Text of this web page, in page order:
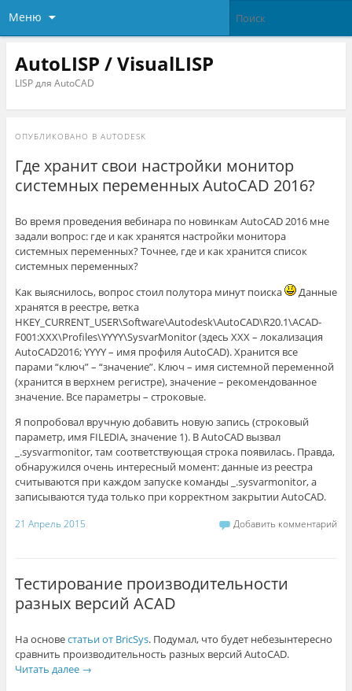
Меню
AutoLISP / VisualLISP
LISP для AutoCAD
ОПУБЛИКОВАНО В AUTODESK
Где хранит свои настройки монитор
системных переменных AutoCAD 2016?
Во время проведения вебинара по новинкам AutoCAD 2016 мне
задали вопрос: где и как хранятся настройки монитора
системных переменных? Точнее, где и как хранится список
системных переменных?
Как выяснилось, вопрос стоил полутора минут поиска
Данные
хранятся в реестре, ветка
HKEY_CURRENT_USER\Software\Autodesk\AutoCAD\R20.1\ACAD-
F001:XXX\Profiles\YYYY\SysvarMonitor (здесь XXX – локализация
AutoCAD2016; YYYY – имя профиля AutoCAD). Хранится все
парами “ключ” – “значение”. Ключ – имя системной переменной
(хранится в верхнем регистре), значение – рекомендованное
значение. Все параметры – строковые.
Я попробовал вручную добавить новую запись (строковый
параметр, имя FILEDIA, значение 1). В AutoCAD вызвал
_.sysvarmonitor, там соответствующая строка появилась. Правда,
обнаружился очень интересный момент: данные из реестра
считываются при каждом запуске команды _.sysvarmonitor, а
записываются туда только при корректном закрытии AutoCAD.
21 Апрель 2015 Добавить комментарий
Тестирование производительности
разных версий ACAD
На основестатьи от BricSys. Подумал, что будет небезынтересно
сравнить производительность разных версий AutoCAD.
Читать далее →